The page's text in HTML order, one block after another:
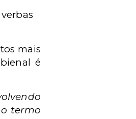
mais
é
termo